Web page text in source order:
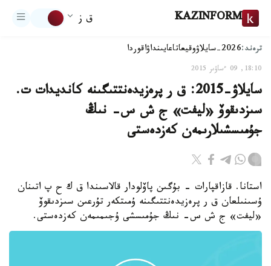
KAZINFORM ق ز
ترەند:2026-سايلاۋ وقيعاتاعايىنداۋاقوردا
18:10, 09 ءساۋىر 2015
سايلاۋ-2015: ق ر پرەزيدەنتتىگىنە كانديدات ت.
سىزدىقوۆ «ليفت» ج ش س- نىڭ
جۇمىسشىلارىمەن كەزدەستى
استانا. قازاقپارات - بۇگىن پاۆلودار قالاسىندا ق ك ح پ اتىنان
ۇسىنىلعان ق ر پرەزيدەنتتىگىنە ۇمىتكەر تۇرعىن سىزدىقوۆ
«ليفت» ج ش س- نىڭ جۇمىسشى ۇجىمىمەن كەزدەستى.